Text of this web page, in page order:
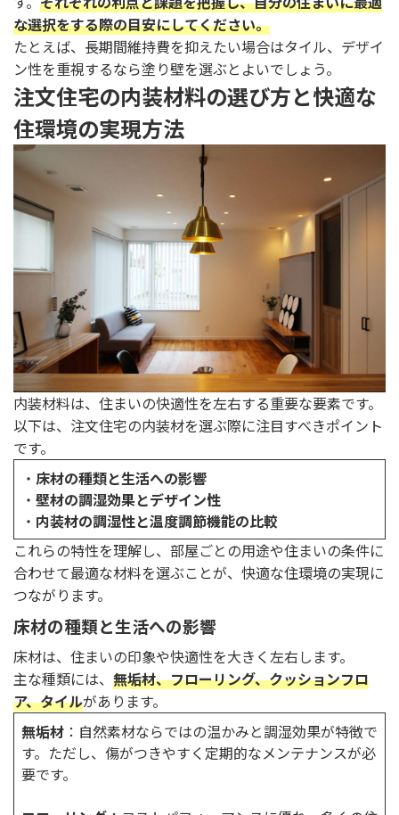
な選択をする際の目安にしてください。
たとえば、長期間維持費を抑えたい場合はタイル、デザイ
ン性を重視するなら塗り壁を選ぶとよいでしょう。
注文住宅の内装材料の選び方と快適な
住環境の実現方法
内装材料は、住まいの快適性を左右する重要な要素です。
以下は、注文住宅の内装材を選ぶ際に注目すべきポイント
です。
・ 床材の種類と生活への影響
・ 壁材の調湿効果とデザイン性
・ 内装材の調湿性と温度調節機能の比較
これらの特性を理解し、部屋ごとの用途や住まいの条件に
合わせて最適な材料を選ぶことが、快適な住環境の実現に
つながります。
床材の種類と生活への影響
床材は、住まいの印象や快適性を大きく左右します。
主な種類には、 無垢材、フローリング、クッションフロ
ア、タイルがあります。
無垢材 ：自然素材ならではの温かみと調湿効果が特徴で
す。ただし、傷がつきやすく定期的なメンテナンスが必
要です。